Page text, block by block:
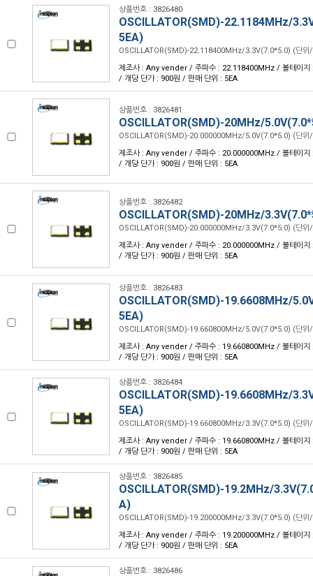
상품번호 : 3826480
OSCILLATOR(SMD)-22.1184MHz/
5EA)
OSCILLATOR(SMD)-22.118400MHz/3.3V(7.0*5.0) (단위
제조사 : Any vender / 주파수 : 22.118400MHz / 볼테이지
/ 개당 단가 : 900원 / 판매 단위 : 5EA
상품번호 : 3826481
OSCILLATOR(SMD)-20MHz/
OSCILLATOR(SMD)-20.000000MHz/5.0V(7.0*5.0) (단위
제조사 : Any vender / 주파수 : 20.000000MHz / 볼테이지
/ 개당 단가 : 900원 / 판매 단위 : 5EA
상품번호 : 3826482
OSCILLATOR(SMD)-20MHz/
OSCILLATOR(SMD)-20.000000MHz/3.3V(7.0*5.0) (단위
제조사 : Any vender / 주파수 : 20.000000MHz / 볼테이지
/ 개당 단가 : 900원 / 판매 단위 : 5EA
상품번호 : 3826483
OSCILLATOR(SMD)-19.6608MHz/
5EA)
OSCILLATOR(SMD)-19.660800MHz/5.0V(7.0*5.0) (단위
제조사 : Any vender / 주파수 : 19.660800MHz / 볼테이지
/ 개당 단가 : 900원 / 판매 단위 : 5EA
상품번호 : 3826484
OSCILLATOR(SMD)-19.6608MHz/
5EA)
OSCILLATOR(SMD)-19.660800MHz/3.3V(7.0*5.0) (단위
제조사 : Any vender / 주파수 : 19.660800MHz / 볼테이지
/ 개당 단가 : 900원 / 판매 단위 : 5EA
상품번호 : 3826485
OSCILLATOR(SMD)-19.2MHz/
A)
OSCILLATOR(SMD)-19.200000MHz/3.3V(7.0*5.0) (단위
제조사 : Any vender / 주파수 : 19.200000MHz / 볼테이지
/ 개당 단가 : 900원 / 판매 단위 : 5EA
상품번호 : 3826486